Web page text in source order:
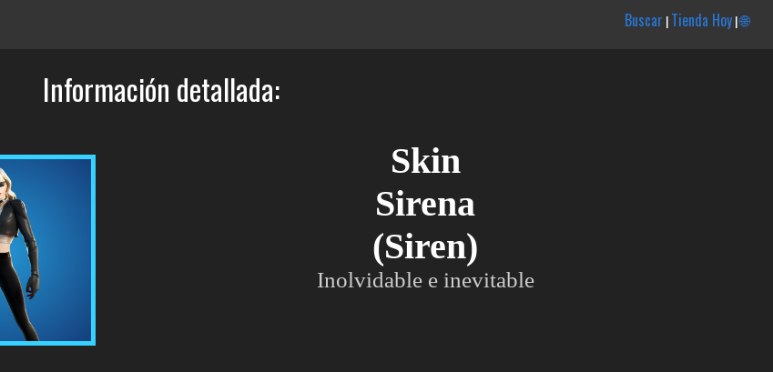
Buscar |Tienda Hoy|🌐
Información detallada:
Skin
Sirena
(Siren)
Inolvidable e inevitable